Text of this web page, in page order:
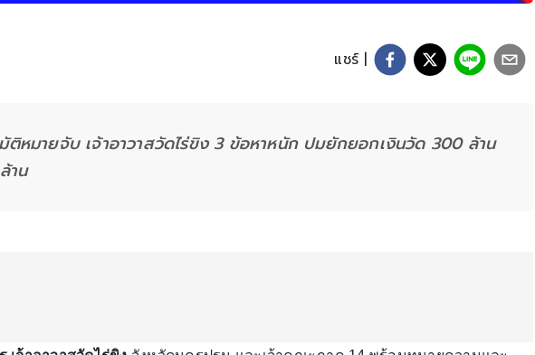
แชร์ |
หมายจับ เจ้าอาวาสวัดไร่ขิง 3 ข้อหาหนัก ปมยักยอกเงินวัด 300 ล้าน
าน